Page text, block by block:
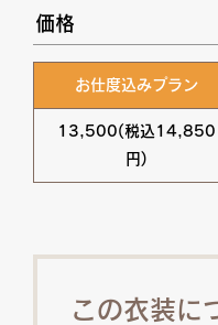
価格
お仕度込みプラン
13,500(税込14,850
円)
この衣装に